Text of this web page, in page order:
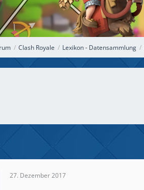
Clash Royale Lexikon - Datensammlung
27. Dezember 2017